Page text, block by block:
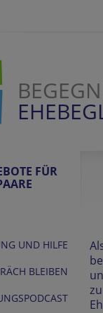
FÜR
UND HILFE
BLEIBEN